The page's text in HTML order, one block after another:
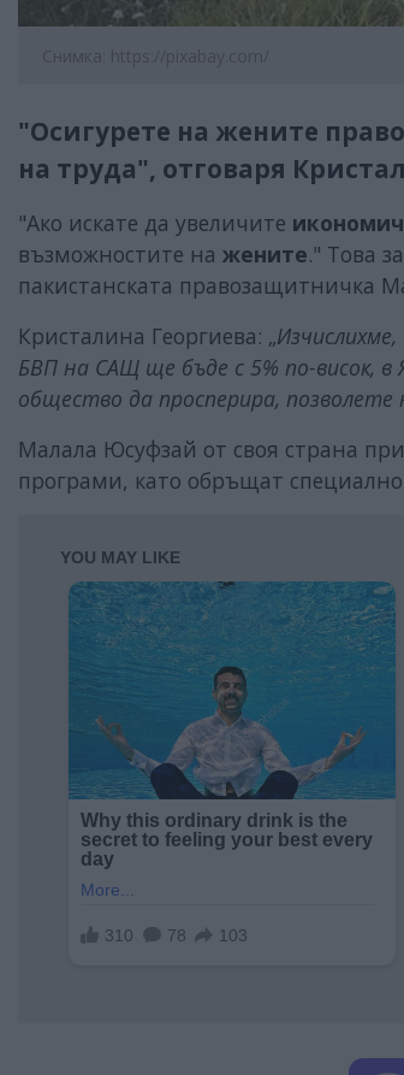
Снимка: https://pixabay.com/
"Осигурете на жените
на труда", отговаря
"Ако искате да увеличите
възможностите на жените." Това
пакистанската правозащитничка
Кристалина Георгиева: „
БВП на САЩ ще бъде с 5% по-висок, в
общество да просперира,
Малала Юсуфзай от своя страна
програми, като обръщат